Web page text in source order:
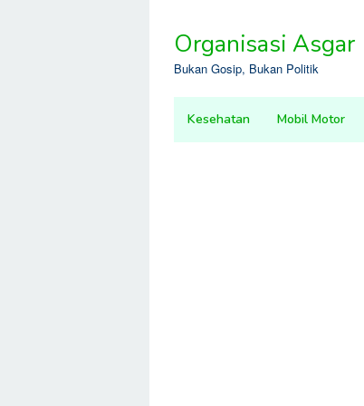
contentOrganisasi Asgar
Bukan Gosip, Bukan Politik
Kesehatan Mobil Motor